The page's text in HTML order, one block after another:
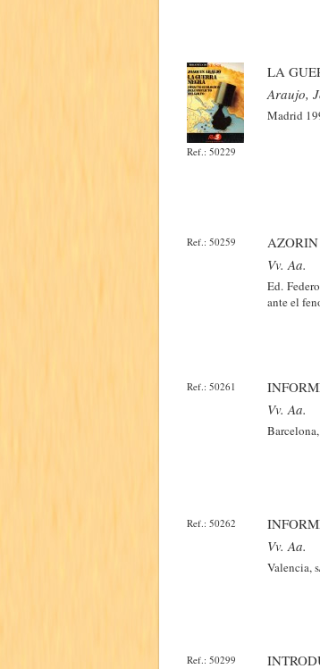
Ref.: 50229
LA
Araujo,
Madrid
Ref.: 50259
Vv. Aa.
Ed.
ante el
Ref.: 50261
Vv. Aa.
Ref.: 50262
Vv. Aa.
Valencia,
Ref.: 50299